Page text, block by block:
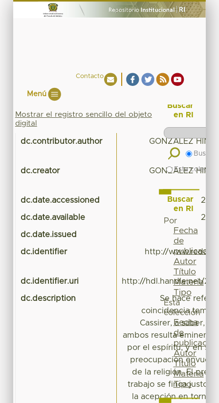
Contacto
Menú
Mostrar el registro sencillo del objeto
digital
dc.contributor.author GONZALEZ
dc.creator
GONZALEZ
dc.date.accessioned
dc.date.available
dc.date.issued
dc.identifier
http://
dc.identifier.uri http://hdl.handle.net/
dc.description
Se hace
coincidencia
Cassirer, a saber,
ambos resulta eminente
por el espíritu, y en
preocupación
de la religión. El
trabajo se finca justo
la acepción en torno
Buscar
en RI
Buscar
Esta
Buscar
en RI
Por
Fecha
de
publicación
Autor
Título
Materia
Tipo
Esta
colección
Fecha
de
publicación
Autor
Título
Materia
Tipo